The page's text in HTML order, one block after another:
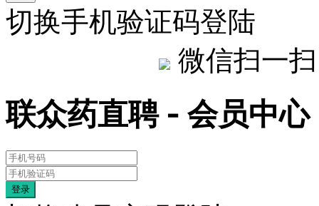
切换手机验证码登陆
微信扫一
联众药直聘 - 会员中心
登录